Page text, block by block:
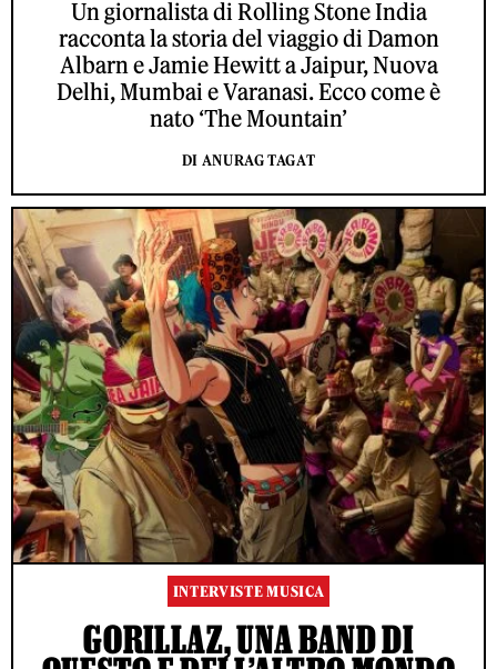
Un giornalista di Rolling Stone India
racconta la storia del viaggio di Damon
Albarn e Jamie Hewitt a Jaipur, Nuova
Delhi, Mumbai e Varanasi. Ecco come è
nato ‘The Mountain’
DI ANURAG TAGAT
INTERVISTE MUSICA
GORILLAZ, UNA BAND DI